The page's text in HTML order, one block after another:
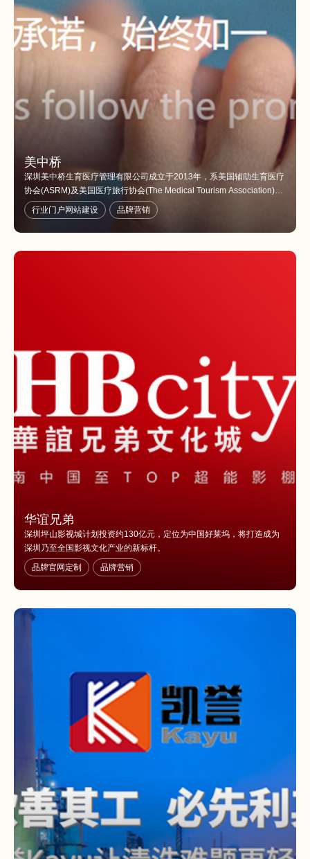
美中桥
深圳美中桥生育医疗管理有限公司成立于2013年，系美国辅助生育医疗
协会(ASRM)及美国医疗旅行协会(The Medical Tourism Association)中
国官方成员。
行业门户网站建设 品牌营销
华谊兄弟
深圳坪山影视城计划投资约130亿元，定位为中国好莱坞，将打造成为
深圳乃至全国影视文化产业的新标杆。
品牌官网定制
品牌营销